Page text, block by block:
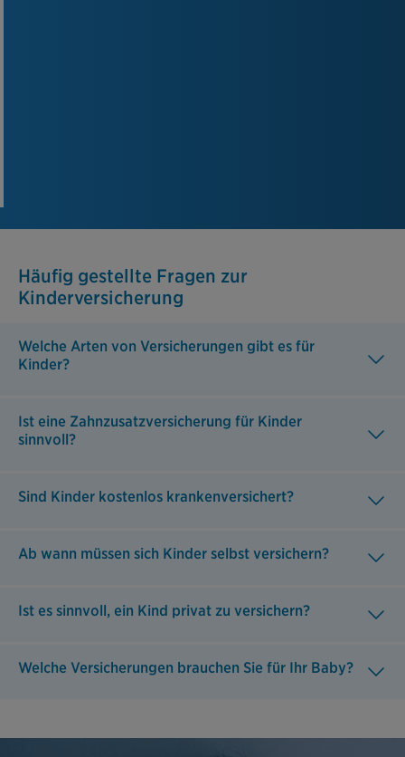
Häufig gestellte Fragen zur
Kinderversicherung
Welche Arten von Versicherungen gibt es für
Kinder?
Ist eine Zahnzusatzversicherung für Kinder
sinnvoll?
Sind Kinder kostenlos krankenversichert?
Ab wann müssen sich Kinder selbst versichern?
Ist es sinnvoll, ein Kind privat zu versichern?
Welche Versicherungen brauchen Sie für Ihr Baby?